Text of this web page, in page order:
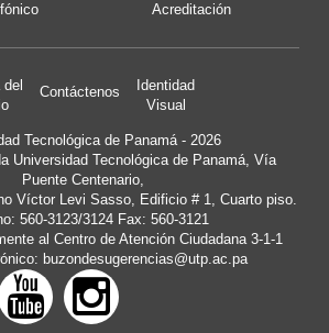
Acreditación
del
Contáctenos
Identidad
Visual
Tecnológica de Panamá - 2026
Universidad Tecnológica de Panamá, Vía
Puente Centenario,
Víctor Levi Sasso, Edificio # 1, Cuarto piso.
560-3123/3124 Fax: 560-3121
al Centro de Atención Ciudadana 3-1-1
buzondesugerencias@utp.ac.pa